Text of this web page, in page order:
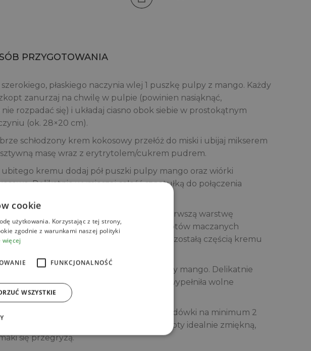
PRZYGOTOWANIA
szerokiego, płaskiego naczynia wlej 1 puszkę pulpy z mango. Każdy
zanurzaj na chwilę w pulpie (powinien nasiąknąć,
nie rozpadać się) i układaj ciasno obok siebie w prostokątnym
(ok. 28×20 cm).
schłodzony krem kokosowy przełóż do miski i ubijaj mikserem
masę wraz z erytrytolem/cukrem pudrem.
ubitego kremu dodaj pół puszki pulpy mango oraz wiórki
Delikatnie wymieszaj całość szpatułką do połączenia
deseru: Wyłóż połowę kremu na pierwszą warstwę
Przygotuj drugą warstwę biszkoptów maczanych
i ułóż ją na kremie. Przykryj całość pozostałą częścią kremu
sam wierzch wylej ostatnie pół puszki pulpy mango. Delikatnie
naczyniem o blat, aby masa dokładnie wypełniła wolne
udekoruj według uznania. Wstaw do lodówki na minimum 2
a najlepiej na całą noc – wtedy biszkopty idealnie zmiękną,
się przegryzą.
cookie
użytkowania. Korzystając z tej strony,
zgodnie z warunkami naszej polityki
więcej
FUNKCJONALNOŚĆ
WSZYSTKIE